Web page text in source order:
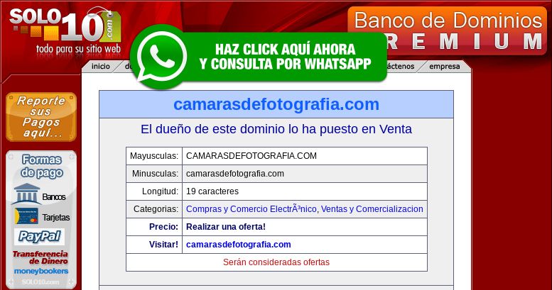
camarasdefotografia.com
El dueño de este dominio lo ha puesto en Venta
Mayusculas:
CAMARASDEFOTOGRAFIA.COM
Minusculas:
camarasdefotografia.com
Longitud:
19 caracteres
Categorias:
Compras y Comercio ElectrÃ³nico, Ventas y Comercializacion
Precio:
Realizar una oferta!
Visitar!
camarasdefotografia.com
Serán consideradas ofertas